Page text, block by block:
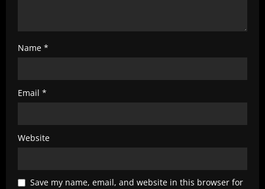
Name *
Email *
Website
Save my name, email, and website in this browser for